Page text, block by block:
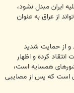
ایران مبدل نشود،
از عراق به عنوان
و از حمایت شدید
کرده و اظهار
همسایه است،
است که پس از مصایبی